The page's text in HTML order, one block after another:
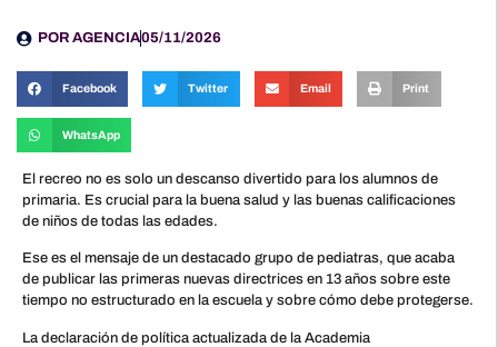
POR AGENCIA05/11/2026
Facebook Twitter Email Print
WhatsApp
El recreo no es solo un descanso divertido para los alumnos de
primaria. Es crucial para la buena salud y las buenas calificaciones
de niños de todas las edades.
Ese es el mensaje de un destacado grupo de pediatras, que acaba
de publicar las primeras nuevas directrices en 13 años sobre este
tiempo no estructurado en la escuela y sobre cómo debe protegerse.
La declaración de política actualizada de la Academia